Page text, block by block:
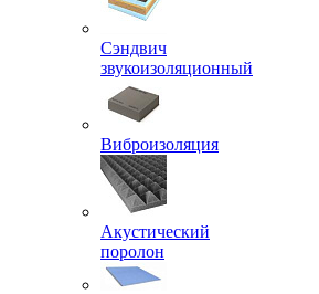
Сэндвич
звукоизоляционный
Виброизоляция
Акустический
поролон